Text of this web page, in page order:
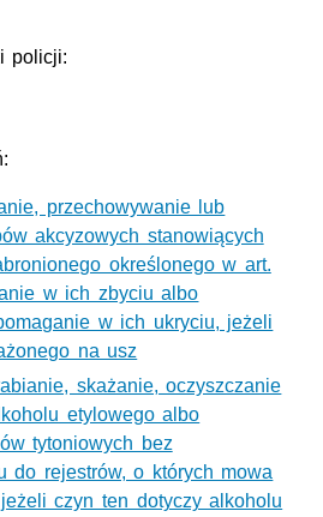
policji:
przechowywanie lub
akcyzowych stanowiących
określonego w art.
w ich zbyciu albo
w ich ukryciu, jeżeli
na usz
skażanie, oczyszczanie
etylowego albo
tytoniowych bez
do rejestrów, o których mowa
czyn ten dotyczy alkoholu